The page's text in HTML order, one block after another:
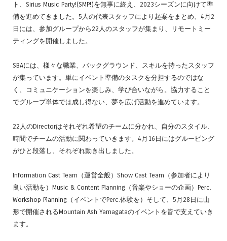
ト、Sirius Music Party!(SMP!)を無事に終え、2023シーズンに向けて準
備を進めてきました。5人の代表スタッフにより起案をまとめ、4月2
日には、参加グループから22人のスタッフが集まり、リモートミー
ティングを開催しました。
SBAには、様々な職業、バックグラウンド、スキルを持ったスタッフ
が集っています。単にイベント準備のタスクを分担するのではな
く、コミュニケーションを楽しみ、学び合いながら。協力すること
でグループ単体では成し得ない、夢を広げ活動を進めています。
22人のDirectorはそれぞれ希望のチームに分かれ、自分のスタイル、
時間でチームの活動に関わっていきます。4月16日にはグルーピング
がひと段落し、それぞれ動き出しました。
Information Cast Team（運営全般）Show Cast Team（参加者により
良い活動を）Music & Content Planning（音楽やショーの企画）Perc.
Workshop Planning（イベントでPerc.体験を）そして、5月28日に山
形で開催されるMountain Ash Yamagataのイベントを皆で支えていき
ます。